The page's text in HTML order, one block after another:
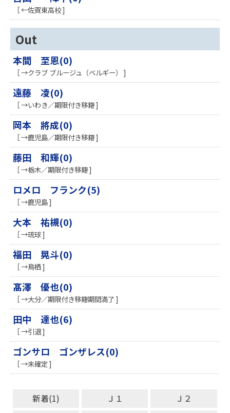
［ ←佐賀東高校 ]
Out
本間 至恩(0)
［ →クラブ ブルージュ（ベルギー） ]
遠藤 凌(0)
［ →いわき／期限付き移籍 ]
岡本 將成(0)
［ →鹿児島／期限付き移籍 ]
藤田 和輝(0)
［ →栃木／期限付き移籍 ]
ロメロ フランク(5)
［ →鹿児島 ]
大本 祐槻(0)
［ →琉球 ]
福田 晃斗(0)
［ →鳥栖 ]
髙澤 優也(0)
［ →大分／期限付き移籍期間満了 ]
田中 達也(6)
［ →引退 ]
ゴンサロ ゴンザレス(0)
［ →未確定 ]
新着(1) Ｊ１
Ｊ２